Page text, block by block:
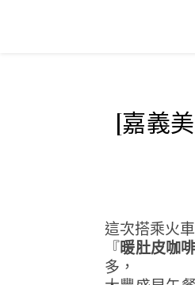
[嘉義
這次搭乘火
『暖肚皮咖啡
多，